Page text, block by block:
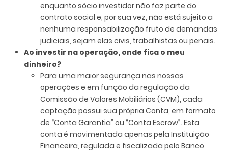
enquanto sócio investidor não faz parte do
contrato social e, por sua vez, não está sujeito a
nenhuma responsabilização fruto de demandas
judiciais, sejam elas civis, trabalhistas ou penais.
Ao investir na operação, onde fica o meu
dinheiro?
Para uma maior segurança nas nossas
operações e em função da regulação da
Comissão de Valores Mobiliários (CVM), cada
captação possui sua própria Conta, em formato
de “Conta Garantia” ou “Conta Escrow”. Esta
conta é movimentada apenas pela Instituição
Financeira, regulada e fiscalizada pelo Banco